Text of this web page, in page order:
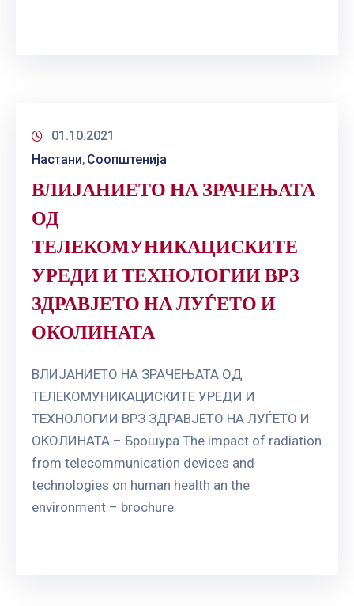
01.10.2021
Настани‚ Соопштенија
ВЛИЈАНИЕТО НА ЗРАЧЕЊАТА
ОД
ТЕЛЕКОМУНИКАЦИСКИТЕ
УРЕДИ И ТЕХНОЛОГИИ ВРЗ
ЗДРАВЈЕТО НА ЛУЃЕТО И
ОКОЛИНАТА
ВЛИЈАНИЕТО НА ЗРАЧЕЊАТА ОД
ТЕЛЕКОМУНИКАЦИСКИТЕ УРЕДИ И
ТЕХНОЛОГИИ ВРЗ ЗДРАВЈЕТО НА ЛУЃЕТО И
ОКОЛИНАТА – Брошура The impact of radiation
from telecommunication devices and
technologies on human health an the
environment – brochure